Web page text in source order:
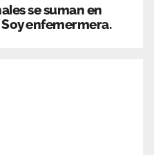
se suman en
enfemermera.